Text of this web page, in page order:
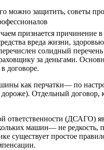
можно защитить, советы
признается причинение в
вреда жизни,
солидный
за деньгами.
договоре.
как перчатки— по
Отдельный
ответственности
машин— не редкость,
простое